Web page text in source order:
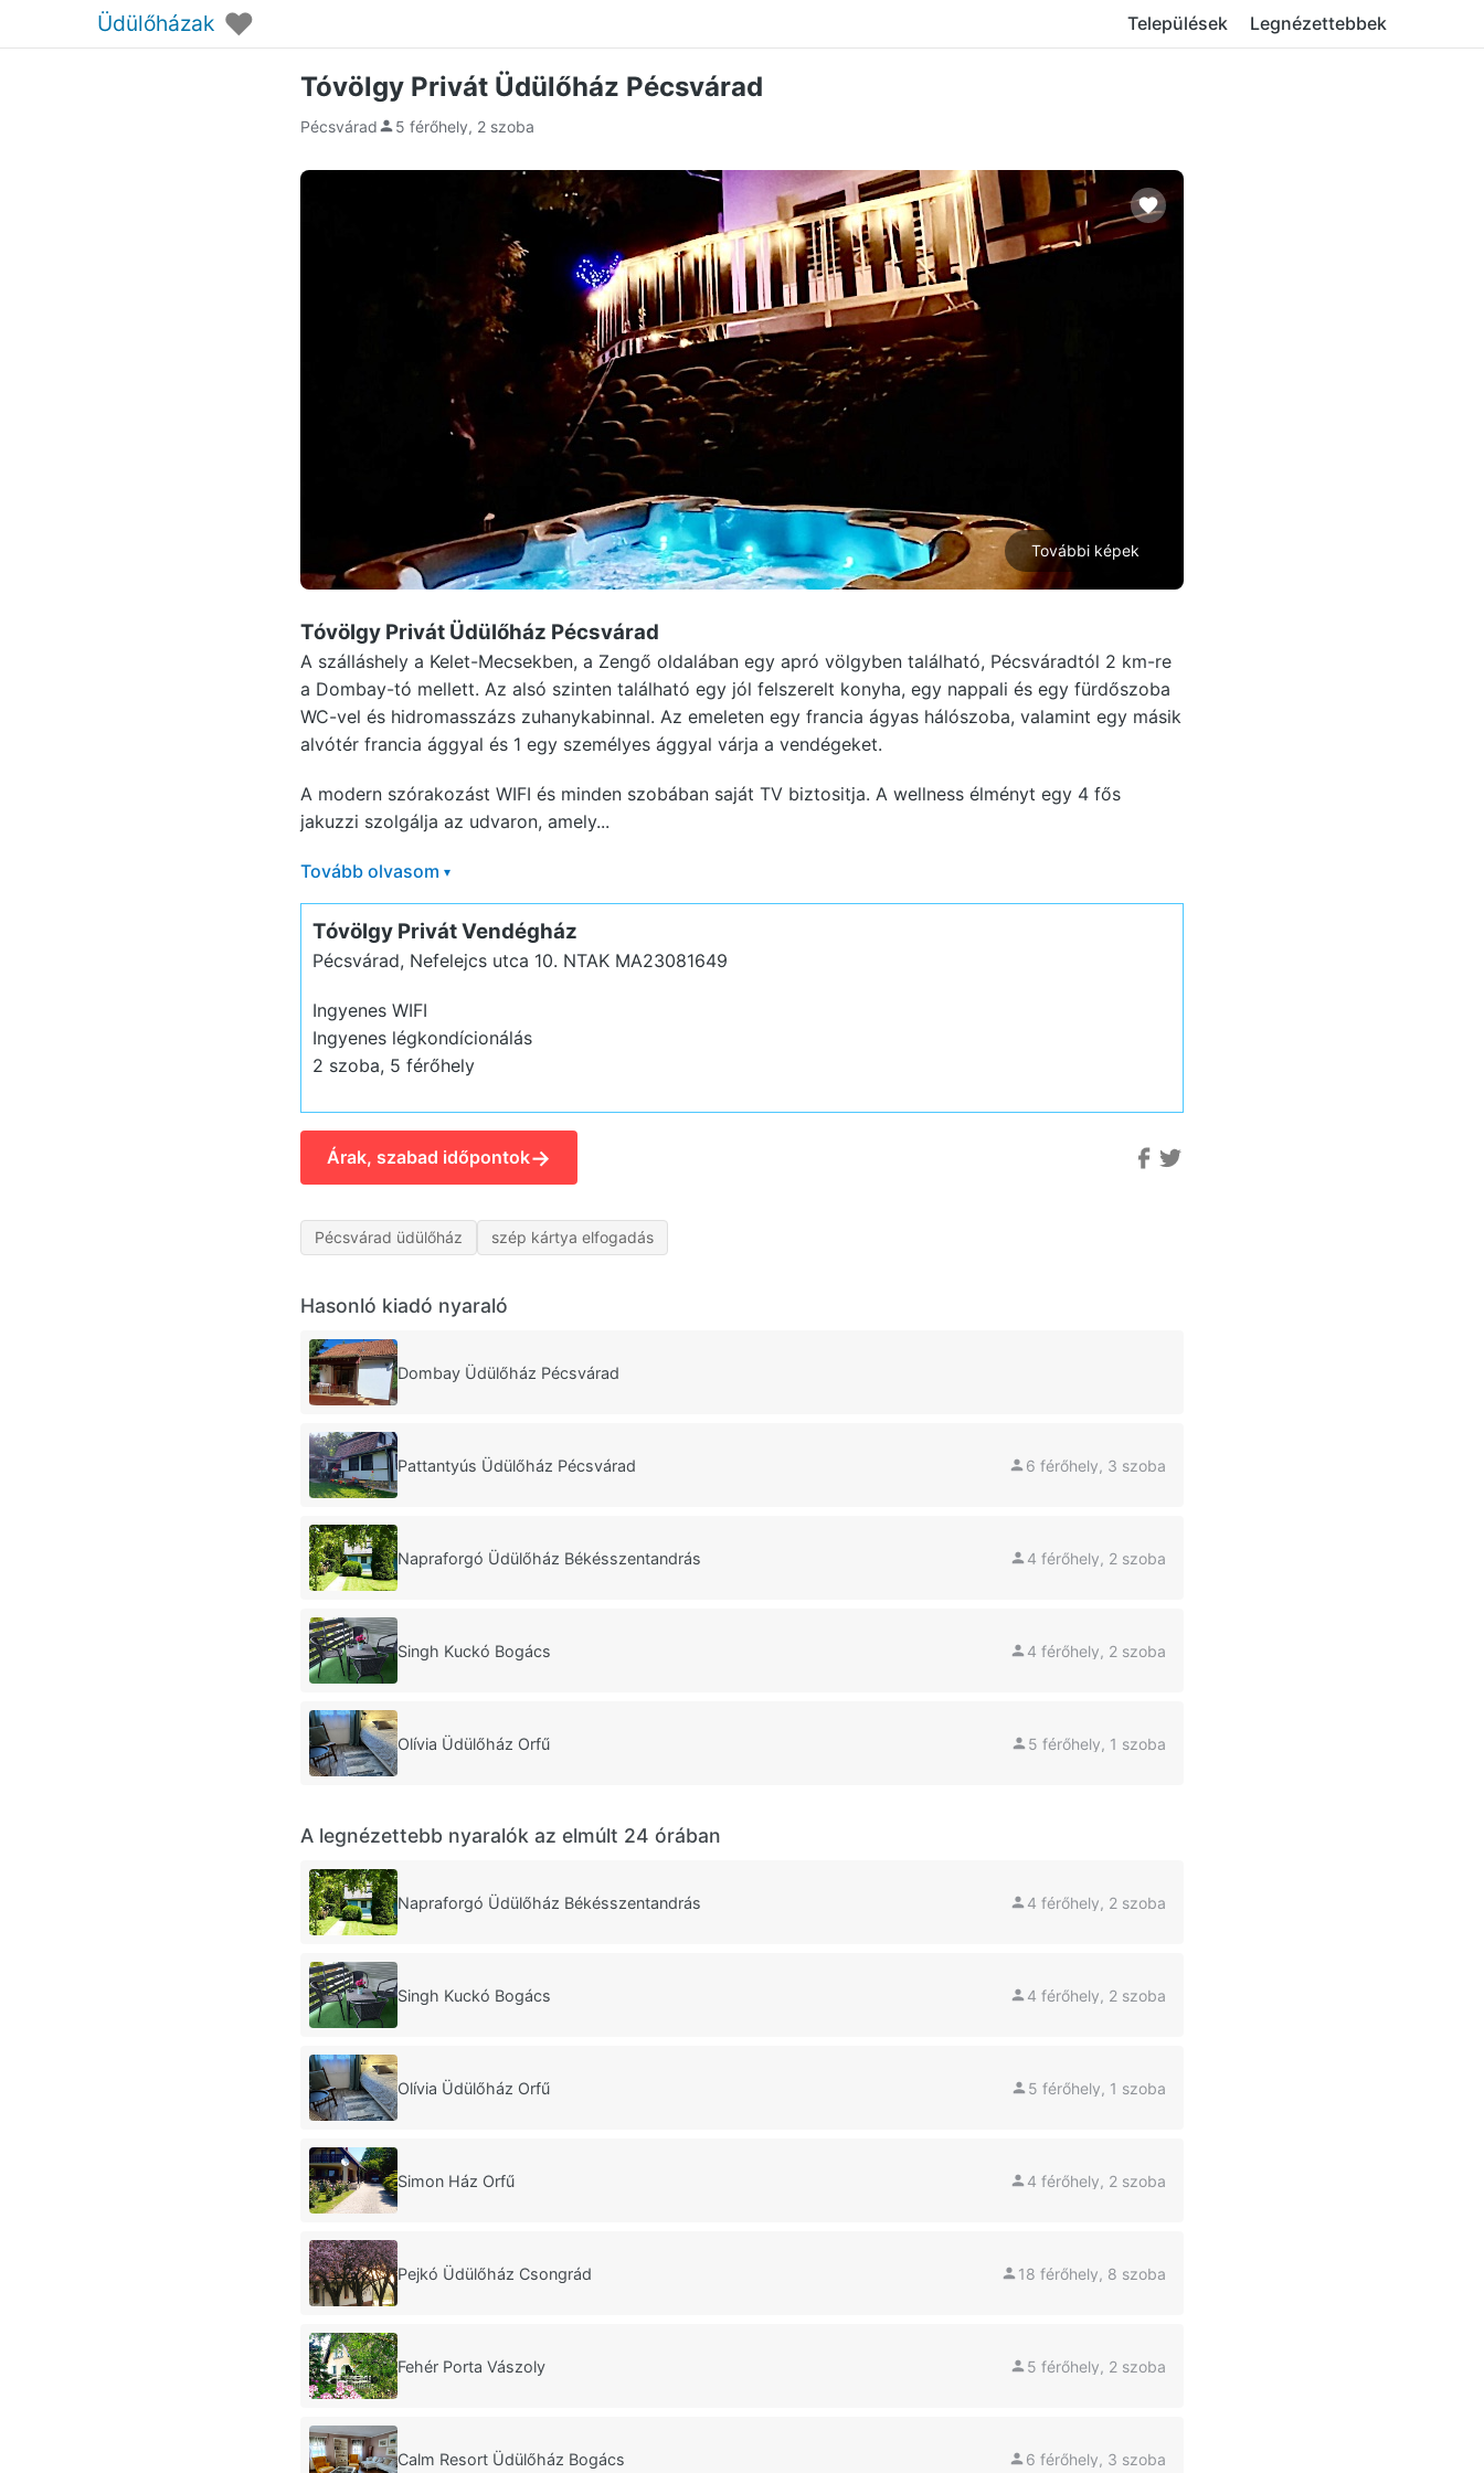
Üdülőházak ♥ Települések Legnézettebbek
Tóvölgy Privát Üdülőház Pécsvárad
Pécsvárad 5 férőhely, 2 szoba
További képek
Tóvölgy Privát Üdülőház Pécsvárad
A szálláshely a Kelet-Mecsekben, a Zengő oldalában egy apró völgyben található, Pécsváradtól 2 km-re
a Dombay-tó mellett. Az alsó szinten található egy jól felszerelt konyha, egy nappali és egy fürdőszoba
WC-vel és hidromasszázs zuhanykabinnal. Az emeleten egy francia ágyas hálószoba, valamint egy másik
alvótér francia ággyal és 1 egy személyes ággyal várja a vendégeket.
A modern szórakozást WIFI és minden szobában saját TV biztositja. A wellness élményt egy 4 fős
jakuzzi szolgálja az udvaron, amely...
Tovább olvasom ▾
Tóvölgy Privát Vendégház
Pécsvárad, Nefelejcs utca 10. NTAK MA23081649
Ingyenes WIFI
Ingyenes légkondícionálás
2 szoba, 5 férőhely
Árak, szabad időpontok→
Pécsvárad üdülőház szép kártya elfogadás
Hasonló kiadó nyaraló
Dombay Üdülőház Pécsvárad
Pattantyús Üdülőház Pécsvárad 6 férőhely, 3 szoba
Napraforgó Üdülőház Békésszentandrás 4 férőhely, 2 szoba
Singh Kuckó Bogács 4 férőhely, 2 szoba
Olívia Üdülőház Orfű 5 férőhely, 1 szoba
A legnézettebb nyaralók az elmúlt 24 órában
Napraforgó Üdülőház Békésszentandrás 4 férőhely, 2 szoba
Singh Kuckó Bogács 4 férőhely, 2 szoba
Olívia Üdülőház Orfű 5 férőhely, 1 szoba
Simon Ház Orfű 4 férőhely, 2 szoba
Pejkó Üdülőház Csongrád 18 férőhely, 8 szoba
Fehér Porta Vászoly 5 férőhely, 2 szoba
Calm Resort Üdülőház Bogács 6 férőhely, 3 szoba